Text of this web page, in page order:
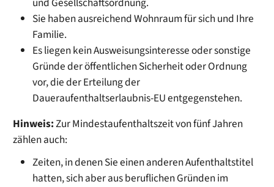
Sie haben ausreichend Wohnraum für sich und Ihre
Familie.
Es liegen kein Ausweisungsinteresse oder sonstige
Gründe der öffentlichen Sicherheit oder Ordnung
vor, die der Erteilung der
Daueraufenthaltserlaubnis-EU entgegenstehen.
Hinweis:Zur Mindestaufenthaltszeit von fünf Jahren
zählen auch:
Zeiten, in denen Sie einen anderen Aufenthaltstitel
hatten, sich aber aus beruflichen Gründen im